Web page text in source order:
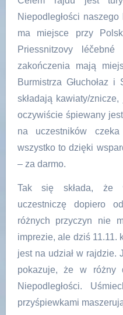
Niepodległości
ma miejsce przy
Priessnitzovy
zakończenia mają
Burmistrza Głuchołaz
składają kawiaty/
oczywiście śpiewany
na uczestników
wszystko to dzięki
– za darmo.
Tak się składa, że
uczestniczę dopiero
różnych przyczyn nie
imprezie, ale dziś 11.11.
jest na udział w rajdzie.
pokazuje, że w różny
Niepodległości.
przyśpiewkami